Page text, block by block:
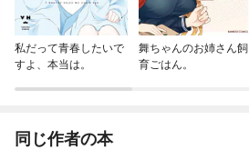
私だって青春したいで
すよ、本当は。
舞ちゃんのお姉さん飼
育ごはん。
同じ作者の本